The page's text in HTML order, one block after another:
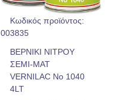
Κωδικός προϊόντος:
003835
ΒΕΡΝΙΚΙ ΝΙΤΡΟΥ
ΣΕΜΙ-ΜΑΤ
VERNILAC No 1040
4LT